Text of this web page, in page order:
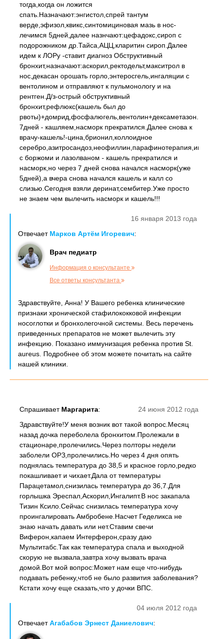
тогда,когда он ложится
спать.Назначают:энгистол,спрей тантум
верде,эфизол,квикс,синтомициновая мазь в нос-
лечимся 5дней,далее назнчают:цефадокс,сироп с
подорожником др.Тайса,АЦЦ,кларитин сироп.Далее
идем к ЛОРу -ставит диагноз Обструктивный
бронхит,назначают:аскорил,ректодельт,макситрол в
нос,декасан орошать горло,энтеросгель,ингаляции с
вентолином и отправляют к пульмонологу и на
рентген.Д/з-острый обструктивный
бронхит,рефлюкс(кашель был до
7дней - кашляем,насморк прекратился.Далее снова к
врачу-кашель!-цина,брионил,коллоидное
с боржоми и лазолваном - кашель прекратился и
насморк,но через 7 дней снова начался насморк(уже
5дней),а вчера снова начался кашель и калл со
слизью.Сегодня взяли деринат,сембитер.Уже просто
не знаем чем вылечить насморк и кашель!!!
16 января 2013 года
Отвечает Марков Артём Игоревич:
Врач педиатр
Информация о консультанте
Все ответы консультанта
Здравствуйте, Анна! У Вашего ребенка клинические
признаки хронической стафилококковой инфекции
носоглотки и бронхолегочной системы. Весь перечень
приведенных препаратов не может вылечить эту
инфекцию. Показано иммунизация ребенка против St.
aureus. Подробнее об этом можете почитать на сайте
нашей клиники.
24 июня 2012 года
Спрашивает Маргарита:
Здравствуйте!У меня возник вот такой вопрос.Месяц
назад дочка переболела бронхитом.Пролежали в
стационаре,пролечились.Через полторы недели
заболели ОРЗ,пролечились.Но через 4 дня опять
поднялась температура до 38,5 и красное горло,редко
покашливает и чихает.Дала от температуры
Парацетамол,снизилась температура до 36,7.Для
горлышка Эреспал,Аскорил,Ингалипт.В нос закапала
Тизин Ксило.Сейчас снизилась температура хочу
проингалировать Амбробене.Насчет Геделикса не
знаю начать давать или нет.Ставим свечи
Виферон,капаем Интерферон,сразу даю
Мультитабс.Так как температура спала и выходной
скорую не вызвала,завтра хочу вызвать врача
домой.Вот мой вопрос:Может нам еще что-нибудь
подавать ребенку,чтоб не было развития заболевания?
Кстати хочу еще сказать,что у дочки ВПС.
04 июля 2012 года
ОтвечаетАгабабов Эрнест Даниелович: